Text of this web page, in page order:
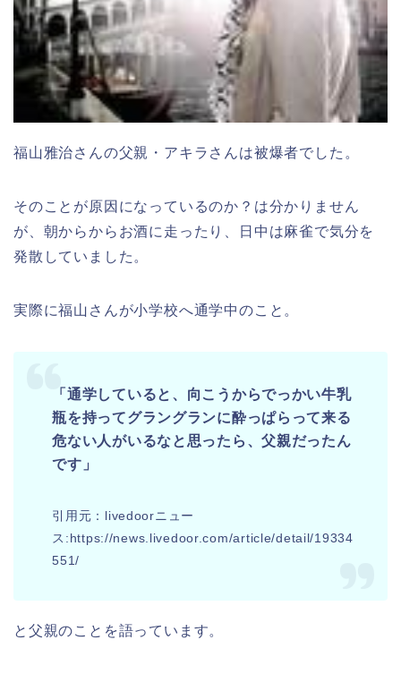
福山雅治さんの父親・アキラさんは被爆者でした。
そのことが原因になっているのか？は分かりません
が、朝からからお酒に走ったり、日中は麻雀で気分を
発散していました。
実際に福山さんが小学校へ通学中のこと。
「通学していると、向こうからでっかい牛乳
瓶を持ってグラングランに酔っぱらって来る
危ない人がいるなと思ったら、父親だったん
です」
引用元：livedoorニュー
ス:https://news.livedoor.com/article/detail/19334
551/
と父親のことを語っています。